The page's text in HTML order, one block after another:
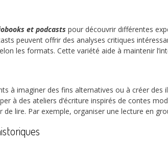
et podcasts pour découvrir différentes
peuvent offrir des analyses critiques
les formats. Cette variété aide à maintenir
à imaginer des fins alternatives ou à créer des
à des ateliers d’écriture inspirés de contes
lire. Par exemple, organiser une lecture en